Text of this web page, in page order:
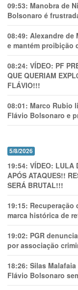
09:53: Manobra de
Bolsonaro é
08:49: Alexandre de
e mantém proibição
08:24: VÍDEO: PF
QUE QUERIAM
FLÁVIO!!!
08:01: Marco Rubio
Flávio Bolsonaro e
5/8/2026
19:54: VÍDEO: LULA
APÓS ATAQUES!!
SERÁ BRUTAL!!!
19:15: Recuperação
marca histórica de
19:02: PGR
por associação
18:26: Silas
Flávio Bolsonaro